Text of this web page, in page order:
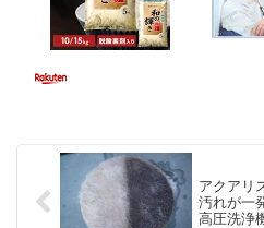
アクアリ
汚れが一
高圧洗浄